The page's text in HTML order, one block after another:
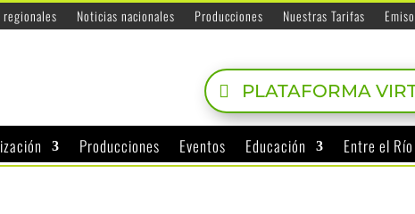
Noticias nacionales Producciones Nuestras Tarifas
PLATAFORMA
Producciones Eventos Educación Entre el